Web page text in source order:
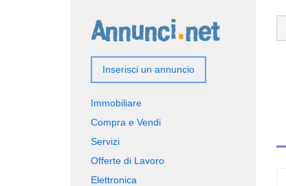
Inserisci un annuncio
Immobiliare
Compra e Vendi
Servizi
Offerte di Lavoro
Elettronica